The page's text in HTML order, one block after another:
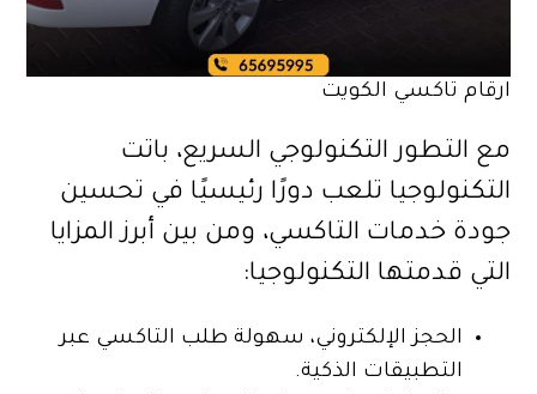
ارقام تاكسي الكويت
مع التطور التكنولوجي السريع، باتت
التكنولوجيا تلعب دورًا رئيسيًا في تحسين
جودة خدمات التاكسي، ومن بين أبرز المزايا
التي قدمتها التكنولوجيا:
الحجز الإلكتروني، سهولة طلب التاكسي عبر
التطبيقات الذكية.